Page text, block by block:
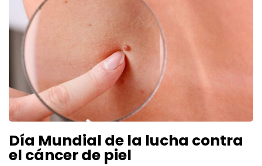
Día Mundial de la lucha contra
el cáncer de piel